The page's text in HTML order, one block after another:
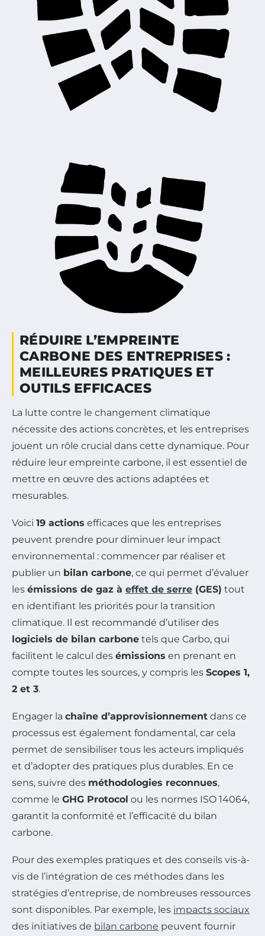
RÉDUIRE L’EMPREINTE
CARBONE DES ENTREPRISES :
MEILLEURES PRATIQUES ET
OUTILS EFFICACES
La lutte contre le changement climatique
nécessite des actions concrètes, et les entreprises
jouent un rôle crucial dans cette dynamique. Pour
réduire leur empreinte carbone, il est essentiel de
mettre en œuvre des actions adaptées et
mesurables.
Voici 19 actions efficaces que les entreprises
peuvent prendre pour diminuer leur impact
environnemental : commencer par réaliser et
publier un bilan carbone, ce qui permet d’évaluer
les émissions de gaz à effet de serre (GES) tout
en identifiant les priorités pour la transition
climatique. Il est recommandé d’utiliser des
logiciels de bilan carbone tels que Carbo, qui
facilitent le calcul des émissions en prenant en
compte toutes les sources, y compris les Scopes 1,
2 et 3.
Engager la chaîne d’approvisionnement dans ce
processus est également fondamental, car cela
permet de sensibiliser tous les acteurs impliqués
et d’adopter des pratiques plus durables. En ce
sens, suivre des méthodologies reconnues,
comme le GHG Protocol ou les normes ISO 14064,
garantit la conformité et l’efficacité du bilan
carbone.
Pour des exemples pratiques et des conseils vis-à-
vis de l’intégration de ces méthodes dans les
stratégies d’entreprise, de nombreuses ressources
sont disponibles. Par exemple, les impacts sociaux
des initiatives de bilan carbone peuvent fournir